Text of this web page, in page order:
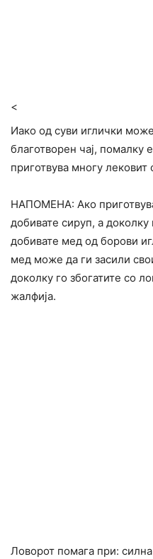
<
Иако од суви иглички
благотворен чај, помалку
приготвува многу лековит
НАПОМЕНА: Ако
добивате сируп, а
добивате мед од борови
мед може да ги засили
доколку го збогатите со
жалфија.
Ловорот помага при: